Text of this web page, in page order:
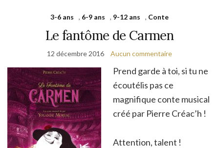
3-6 ans , 6-9 ans , 9-12 ans , Conte
Le fantôme de Carmen
12 décembre 2016 Aucun commentaire
Prend garde à toi, si tu ne
écoutélis pas ce
magnifique conte musical
créé par Pierre Créac’h !
Attention, talent !